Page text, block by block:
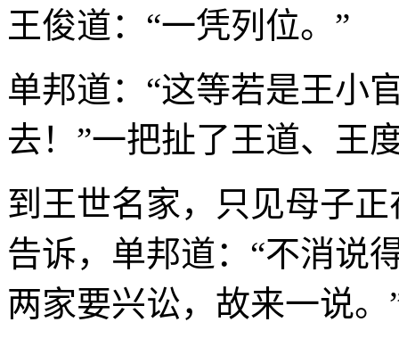
王俊道：“一凭列位。”
单邦道：“这等若是王小
去！”一把扯了王道、王
到王世名家，只见母子
告诉，单邦道：“不消说
两家要兴讼，故来一说。